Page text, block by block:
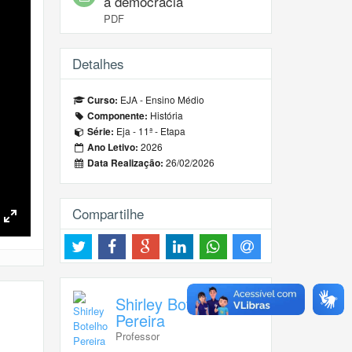
Fullscreen
PDF
Detalhes
Curso: EJA - Ensino Médio
Componente: História
Série: Eja - 11ª - Etapa
Ano Letivo: 2026
Data Realização: 26/02/2026
Compartilhe
Shirley Botelho
Pereira
Professor